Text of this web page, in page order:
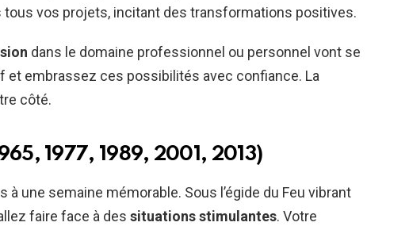
vos projets, incitant des transformations positives.
dans le domaine professionnel ou personnel vont se
et embrassez ces possibilités avec confiance. La
côté.
1977, 1989, 2001, 2013)
à une semaine mémorable. Sous l’égide du Feu vibrant
faire face à des situations stimulantes. Votre